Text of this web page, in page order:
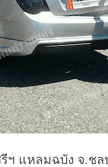
ฯ แหลมฉบัง จ.ช